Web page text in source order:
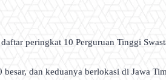
peringkat 10 Perguruan Tinggi
dan keduanya berlokasi di Jawa